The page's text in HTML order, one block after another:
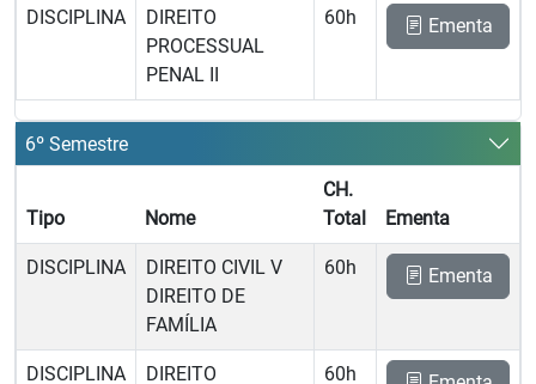
DISCIPLINA
DIREITO
PROCESSUAL
PENAL II
60h Ementa
6º Semestre
Tipo Nome
CH.
Total
Ementa
DISCIPLINA
DIREITO CIVIL V 
DIREITO DE
FAMÍLIA
60h Ementa
DISCIPLINA
DIREITO
60h